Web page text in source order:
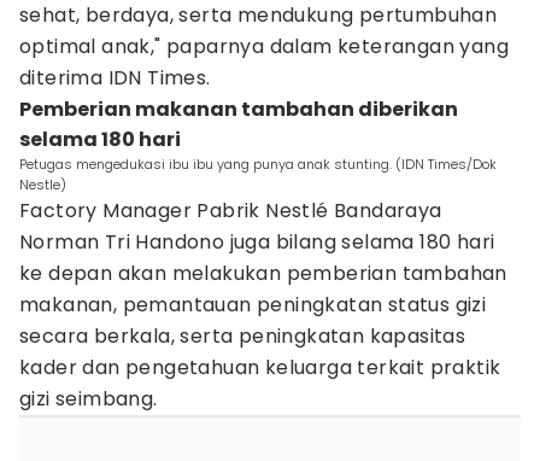
sehat, berdaya, serta mendukung pertumbuhan
optimal anak," paparnya dalam keterangan yang
diterima IDN Times.
Pemberian makanan tambahan diberikan
selama 180 hari
Petugas mengedukasi ibu ibu yang punya anak stunting. (IDN Times/Dok
Nestle)
Factory Manager Pabrik Nestlé Bandaraya
Norman Tri Handono juga bilang selama 180 hari
ke depan akan melakukan pemberian tambahan
makanan, pemantauan peningkatan status gizi
secara berkala, serta peningkatan kapasitas
kader dan pengetahuan keluarga terkait praktik
gizi seimbang.